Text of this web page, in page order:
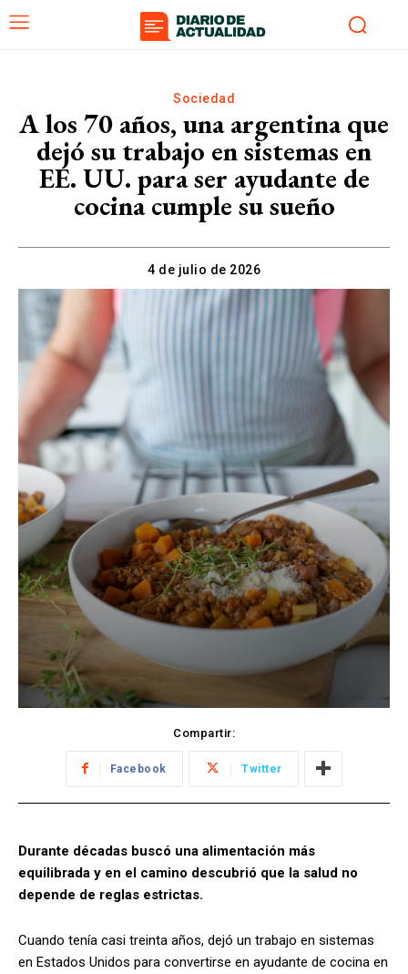
Sociedad
A los 70 años, una argentina que
dejó su trabajo en sistemas en
EE. UU. para ser ayudante de
cocina cumple su sueño
4 de julio de 2026
Compartir:
Facebook Twitter
Durante décadas buscó una alimentación más
equilibrada y en el camino descubrió que la salud no
depende de reglas estrictas.
Cuando tenía casi treinta años, dejó un trabajo en sistemas
en Estados Unidos para convertirse en ayudante de cocina en